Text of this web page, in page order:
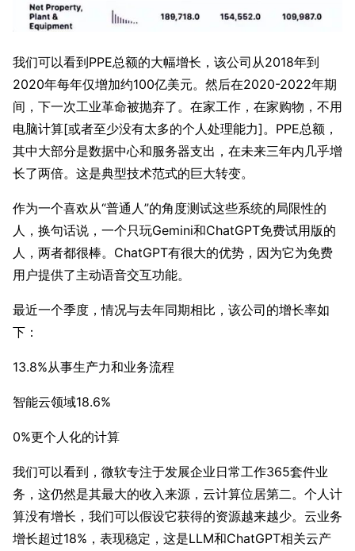
我们可以看到PPE总额的大幅增长，该公司从2018年到
2020年每年仅增加约100亿美元。然后在2020-2022年期
间，下一次工业革命被抛弃了。在家工作，在家购物，不用
电脑计算[或者至少没有太多的个人处理能力]。PPE总额，
其中大部分是数据中心和服务器支出，在未来三年内几乎增
长了两倍。这是典型技术范式的巨大转变。
作为一个喜欢从“普通人”的角度测试这些系统的局限性的
人，换句话说，一个只玩Gemini和ChatGPT免费试用版的
人，两者都很棒。ChatGPT有很大的优势，因为它为免费
用户提供了主动语音交互功能。
最近一个季度，情况与去年同期相比，该公司的增长率如
下：
13.8%从事生产力和业务流程
智能云领域18.6%
0%更个人化的计算
我们可以看到，微软专注于发展企业日常工作365套件业
务，这仍然是其最大的收入来源，云计算位居第二。个人计
算没有增长，我们可以假设它获得的资源越来越少。云业务
增长超过18%，表现稳定，这是LLM和ChatGPT相关云产